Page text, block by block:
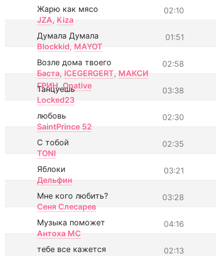
02:10
Жарю как мясо
JZA, Kiza
01:51
Думала Думала
Blockkid, MAYOT
02:58
Возле дома твоего
Баста, ICEGERGERT, МАКСИ
ГРИН, Onative 03:38
Танцуешь
Locked23
02:30
любовь
SaintPrince 52
02:35
С тобой
TONI
03:21
Яблоки
Дельфин
03:28
Мне кого любить?
Сеня Слесарев
04:16
Музыка поможет
Антоха МС
02:13
тебе все кажется